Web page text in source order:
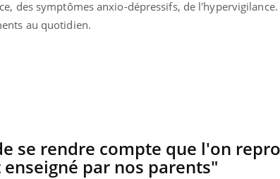
des symptômes anxio-dépressifs, de
au quotidien.
se rendre compte que l'on
par nos parents"